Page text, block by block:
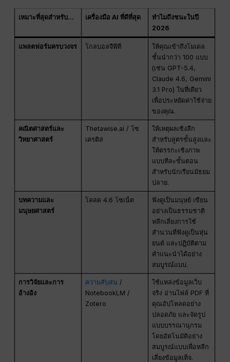
เหมาะที่สุดสำหรับ... เครื่องมือ AI ที่ดีที่สุด
ทำไมถึงชนะในปี
2026
แพลตฟอร์มครบวงจร โกลบอลจีพีที
ให้คุณเข้าถึงโมเดล
ชั้นนำกว่า 100 แบบ
(เช่น GPT-5.4,
Claude 4.6, Gemini
3.1 Pro) ในที่เดียว
เพื่อประหยัดค่าใช้จ่าย
ของคุณ.
คณิตศาสตร์และ
วิทยาศาสตร์
Thetawise.ai / โซ
เครติส
ให้เหตุผลเชิงลึก
สำหรับสูตรขั้นสูงและ
ให้ตรรกะเชิงภาพ
แบบทีละขั้นตอน
สำหรับนักเรียนมัธยม
ปลาย.
บทความและ
มนุษยศาสตร์
โคลด 4.6 โซเน็ต
ฟังดูเป็นมนุษย์ เขียน
อย่างเป็นธรรมชาติ
หลีกเลี่ยงการใช้
สำนวนที่ฟังดูเป็นหุ่น
ยนต์ และปฏิบัติตาม
คำแนะนำได้อย่าง
สมบูรณ์แบบ.
การวิจัยและการ
อ้างอิง
ความสับสน /
NotebookLM /
Zotero
ใช้แหล่งข้อมูลเว็บ
จริง อ่านไฟล์ PDF ที่
คุณอัปโหลดอย่าง
ปลอดภัย และจัดรูป
แบบบรรณานุกรม
โดยอัตโนมัติอย่าง
สมบูรณ์แบบเพื่อหลีก
เลี่ยงข้อมูลเท็จ.